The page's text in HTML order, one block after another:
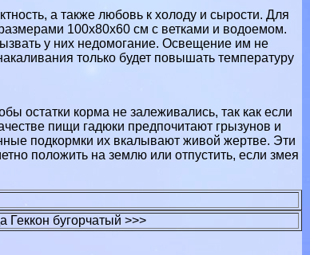
а также любовь к холоду и сырости. Для
100х80х60 см с ветками и водоемом.
у них недомогание. Освещение им не
только будет повышать температуру
остатки корма не залеживались, так как если
пищи гадюки предпочитают грызунов и
подкормки их вкалывают живой жертве. Эти
положить на землю или отпустить, если змея
Геккон бугорчатый >>>